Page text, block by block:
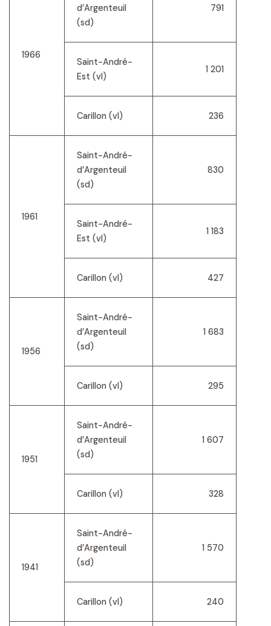
1966
d’Argenteuil
(sd)
791
Saint-André-
Est (vl)
1 201
Carillon (vl) 236
1961
Saint-André-
d’Argenteuil
(sd)
830
Saint-André-
Est (vl)
1 183
Carillon (vl) 427
1956
Saint-André-
d’Argenteuil
(sd)
1 683
Carillon (vl) 295
1951
Saint-André-
d’Argenteuil
(sd)
1 607
Carillon (vl) 328
1941
Saint-André-
d’Argenteuil
(sd)
1 570
Carillon (vl) 240